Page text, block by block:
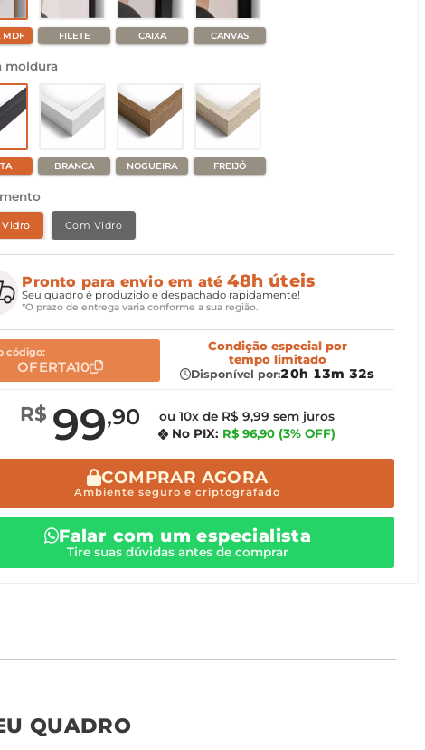
MDF FILETE CAIXA CANVAS
moldura
BRANCA NOGUEIRA FREIJÓ
Com Vidro
Pronto para envio em até48h úteis
Seu quadro é produzido e despachado rapidamente!
*O prazo de entrega varia conforme a sua região.
código:
OFERTA10
Condição especialpor
tempo limitado
Disponível por:20h 13m 31s
R$ 99,90
ou 10x de R$ 9,99 sem juros
No PIX: R$ 96,90 (3% OFF)
COMPRAR AGORA
Ambiente seguro e criptografado
Falar com um especialista
Tire suas dúvidas antes de comprar
o tamanho ideal para o seu ambiente é
QUADRO